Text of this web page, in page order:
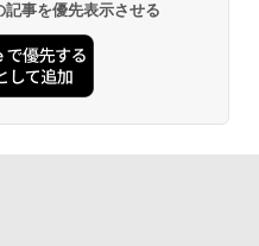
事を優先表示させる